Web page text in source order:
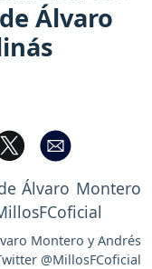
Álvaro
Montero y Andrés
@MillosFCoficial